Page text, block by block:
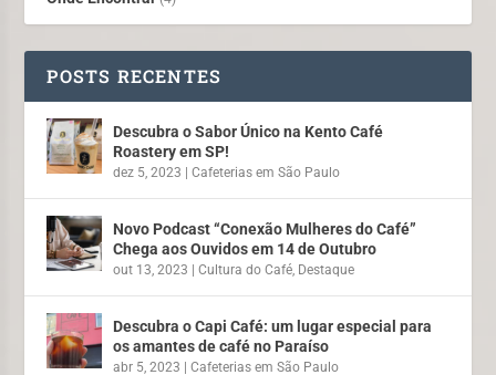
POSTS RECENTES
Descubra o Sabor Único na Kento Café
Roastery em SP!
dez 5, 2023 |Cafeterias em São Paulo
Novo Podcast “Conexão Mulheres do Café”
Chega aos Ouvidos em 14 de Outubro
out 13, 2023 |Cultura do Café, Destaque
Descubra o Capi Café: um lugar especial para
os amantes de café no Paraíso
abr 5, 2023 |Cafeterias em São Paulo